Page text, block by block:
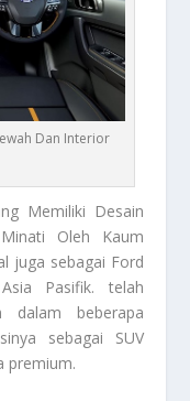
Dan Interior
Memiliki Desain
Oleh Kaum
juga sebagai Ford
Pasifik. telah
dalam beberapa
sebagai SUV
premium.